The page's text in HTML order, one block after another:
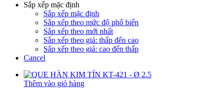
Sắp xếp mặc định
Sắp xếp mặc định
Sắp xếp theo mức độ phổ biến
Sắp xếp theo mới nhất
Sắp xếp theo giá: thấp đến cao
Sắp xếp theo giá: cao đến thấp
Cancel
Thêm vào giỏ hàng